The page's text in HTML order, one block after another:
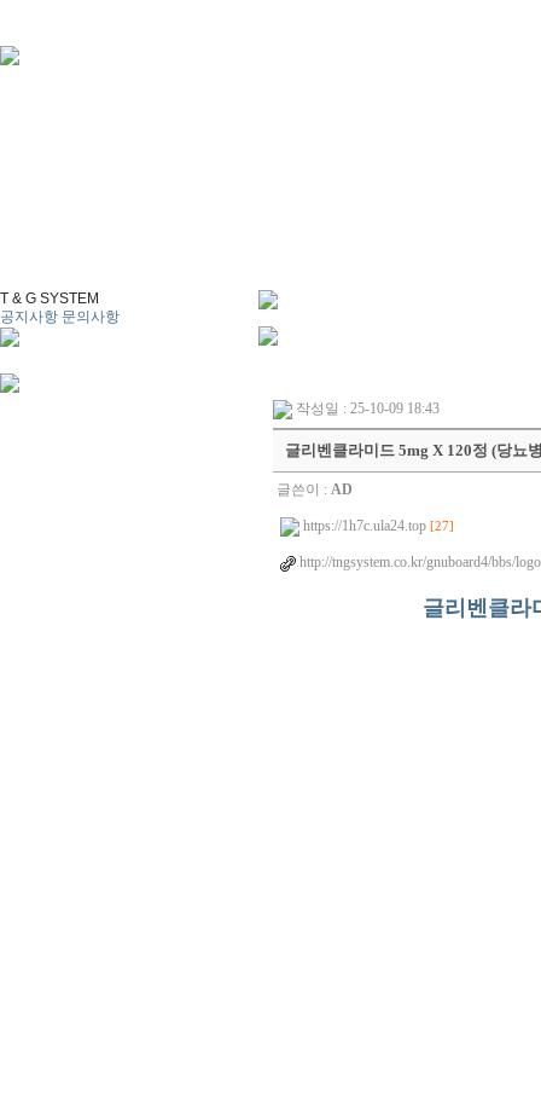
T & G SYSTEM
공지사항 문의사항
작성일 : 25-10-09 18:43
글리벤클라미드 5mg X 120정 (당뇨
글쓴이 : AD
https://1h7c.ula24.top [27]
http://tngsystem.co.kr/gnuboard4/bbs/
글리벤클라